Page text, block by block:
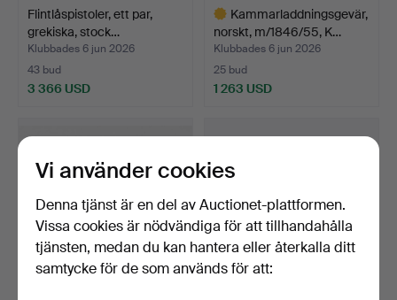
Flintlåspistoler, ett par,
grekiska, stock…
Klubbades 6 jun 2026
43 bud
3 366 USD
Kammarladdningsgevär,
norskt, m/1846/55, K…
Klubbades 6 jun 2026
25 bud
1 263 USD
Vi använder cookies
Denna tjänst är en del av Auctionet-plattformen.
Vissa cookies är nödvändiga för att tillhandahålla
tjänsten, medan du kan hantera eller återkalla ditt
samtycke för de som används för att: